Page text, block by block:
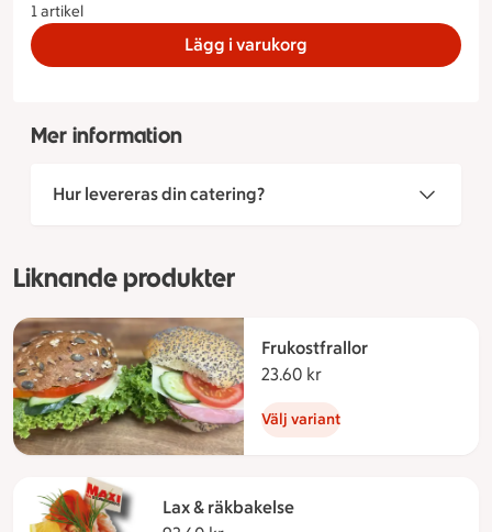
1 artikel
Lägg i varukorg
Mer information
Hur levereras din catering?
Liknande produkter
Frukostfrallor
23.60 kr
Välj variant
Lax & räkbakelse